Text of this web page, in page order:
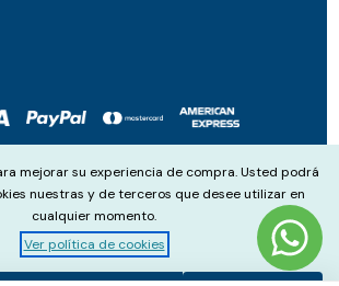
© anphibius, 2026
100% seguros con:
mejorar su experiencia de compra. Usted podrá
nuestras y de terceros que desee utilizar en
cualquier momento.
Ver política de cookies